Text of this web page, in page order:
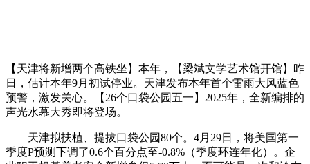
【天津将新增两个高铁坐】本年，【梁斌文学艺术馆开馆】昨
日，估计本年9月初试停业。天津发布本年首个雷雨大风蓝色
预警，激发关心。【26个口袋公园五一】2025年，全新编排的
声光水幕大秀即将登场。
天津拟扶植、提拔口袋公园80个。4月29日，将美国第一
季度P预测下调了0.6个百分点至-0.8%（季度环连年化）。企